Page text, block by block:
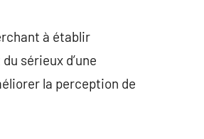
à établir
sérieux d’une
la perception de